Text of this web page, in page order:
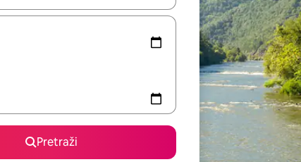
Pretraži